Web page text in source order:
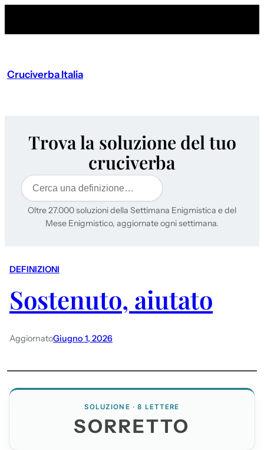
Cruciverba Italia
Trova la soluzione del tuo
cruciverba
Cerca
Oltre 27.000 soluzioni della Settimana Enigmistica e del
Mese Enigmistico, aggiornate ogni settimana.
DEFINIZIONI
Sostenuto, aiutato
AggiornatoGiugno 1, 2026
SOLUZIONE · 8 LETTERE
SORRETTO